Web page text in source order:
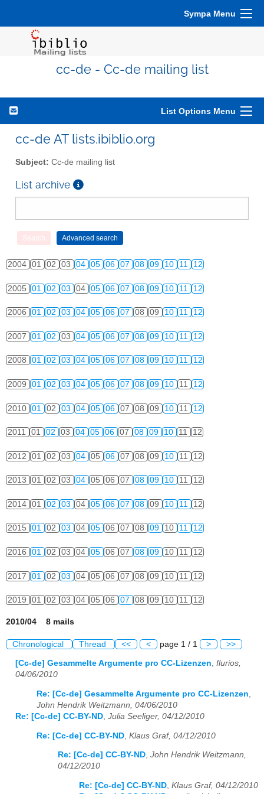
Sympa Menu
cc-de - Cc-de mailing list
List Options Menu
cc-de AT lists.ibiblio.org
Subject: Cc-de mailing list
List archive
2004 01 02 03 04 05 06 07 08 09 10 11 12
2005 01 02 03 04 05 06 07 08 09 10 11 12
2006 01 02 03 04 05 06 07 08 09 10 11 12
2007 01 02 03 04 05 06 07 08 09 10 11 12
2008 01 02 03 04 05 06 07 08 09 10 11 12
2009 01 02 03 04 05 06 07 08 09 10 11 12
2010 01 02 03 04 05 06 07 08 09 10 11 12
2011 01 02 03 04 05 06 07 08 09 10 11 12
2012 01 02 03 04 05 06 07 08 09 10 11 12
2013 01 02 03 04 05 06 07 08 09 10 11 12
2014 01 02 03 04 05 06 07 08 09 10 11 12
2015 01 02 03 04 05 06 07 08 09 10 11 12
2016 01 02 03 04 05 06 07 08 09 10 11 12
2017 01 02 03 04 05 06 07 08 09 10 11 12
2019 01 02 03 04 05 06 07 08 09 10 11 12
2010/04 8 mails
Chronological Thread << < page 1 / 1 > >>
[Cc-de] Gesammelte Argumente pro CC-Lizenzen, flurios,
04/06/2010
Re: [Cc-de] Gesammelte Argumente pro CC-Lizenzen,
John Hendrik Weitzmann, 04/06/2010
Re: [Cc-de] CC-BY-ND, Julia Seeliger, 04/12/2010
Re: [Cc-de] CC-BY-ND Klaus Graf, 04/12/2010
Re: [Cc-de] CC-BY-ND, John Hendrik Weitzmann,
04/12/2010
Re: [Cc-de] CC-BY-ND Klaus Graf, 04/12/2010